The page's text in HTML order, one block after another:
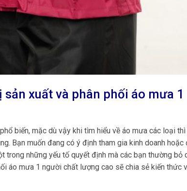
xuất và phân phối áo mưa
biến, mặc dù vậy khi tìm hiểu về áo mưa các loại
Bạn muốn đang có ý định tham gia kinh doanh hoặc
trong những yếu tố quyết định mà các bạn thường bỏ
áo mưa 1 người chất lượng cao sẽ chia sẻ kiến thức